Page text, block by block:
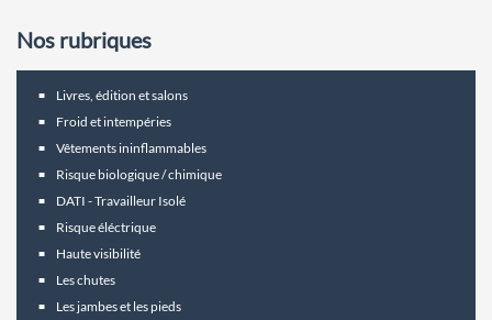
Nos rubriques
Livres, édition et salons
Froid et intempéries
Vêtements ininflammables
Risque biologique / chimique
DATI - Travailleur Isolé
Risque éléctrique
Haute visibilité
Les chutes
Les jambes et les pieds